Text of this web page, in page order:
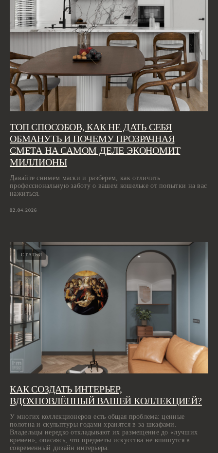
ТОП СПОСОБОВ, КАК НЕ ДАТЬ СЕБЯ
ОБМАНУТЬ И ПОЧЕМУ ПРОЗРАЧНАЯ
СМЕТА НА САМОМ ДЕЛЕ ЭКОНОМИТ
МИЛЛИОНЫ
Давайте снимем маски и разберем, как отличить
профессиональную заботу о вашем кошельке от попытки на вас
нажиться.
02.04.2026
СТАТЬИ
КАК СОЗДАТЬ ИНТЕРЬЕР,
ВДОХНОВЛЁННЫЙ ВАШЕЙ КОЛЛЕКЦИЕЙ?
У многих коллекционеров есть общая проблема: ценные
полотна и скульптуры годами хранятся в за шкафами.
Владельцы нередко откладывают их размещение до «лучших
времен», опасаясь, что предметы искусства не впишутся в
современный дизайн интерьера.